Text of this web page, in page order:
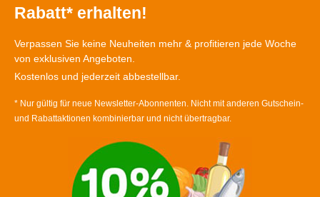
Rabatt* erhalten!
Verpassen Sie keine Neuheiten mehr & profitieren jede Woche
von exklusiven Angeboten.
Kostenlos und jederzeit abbestellbar.
* Nur gültig für neue Newsletter-Abonnenten. Nicht mit anderen Gutschein-
und Rabattaktionen kombinierbar und nicht übertragbar.